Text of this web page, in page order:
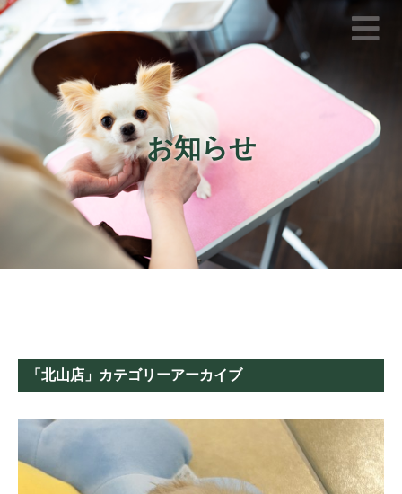
お知らせ
「 北山店 」カテゴリーアーカイブ